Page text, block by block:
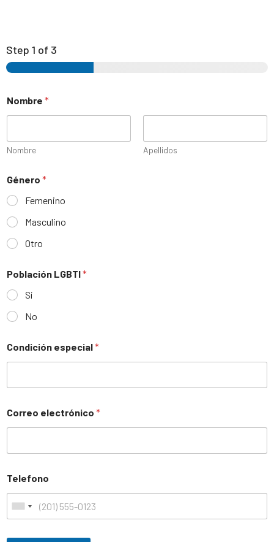
Step 1 of 3
Nombre *
Nombre Apellidos
Género *
Femenino
Masculino
Otro
Población LGBTI*
Sí
No
Condición especial*
Correo electrónico *
Telefono